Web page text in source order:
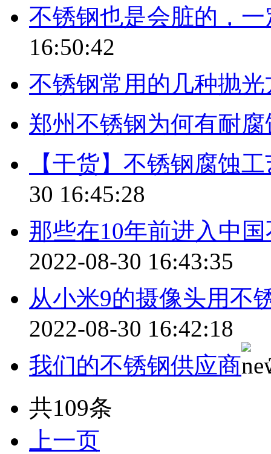
不锈钢也是会脏的，
16:50:42
不锈钢常用的几种抛光
郑州不锈钢为何有耐
【干货】不锈钢腐蚀
30 16:45:28
那些在10年前进入中
2022-08-30 16:43:35
从小米9的摄像头用不
2022-08-30 16:42:18
我们的不锈钢供应商
共109条
上一页